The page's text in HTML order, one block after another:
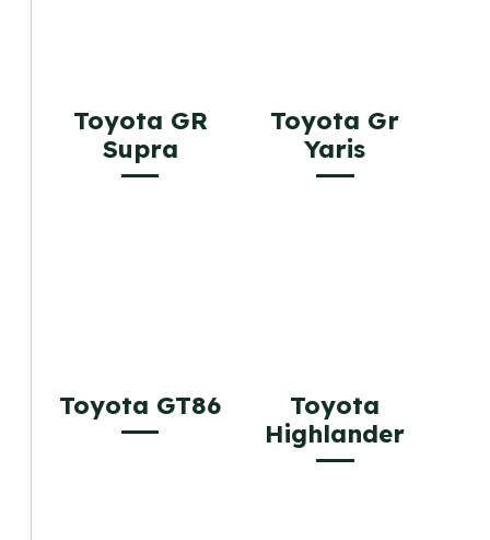
Toyota GR
Supra
Toyota Gr
Yaris
Toyota GT86
Toyota
Highlander